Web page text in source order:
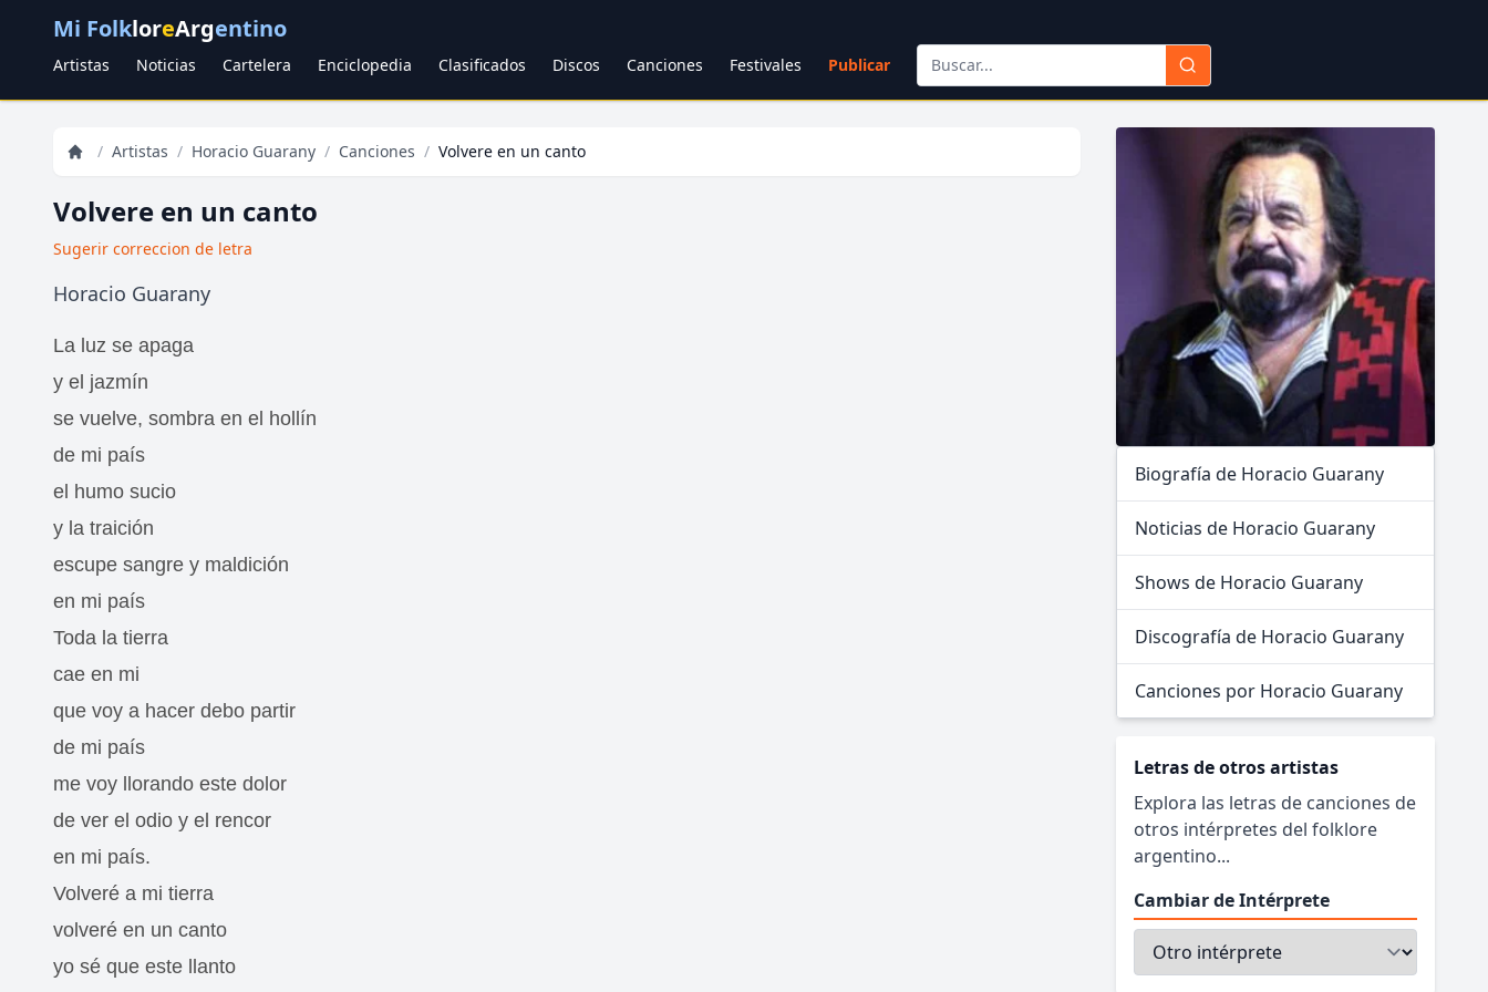
Mi FolkloreArgentino
Artistas Noticias Cartelera Enciclopedia Clasificados Discos Canciones Festivales Publicar
/ Artistas / Horacio Guarany / Canciones / Volvere en un canto
Volvere en un canto
Sugerir correccion de letra
Horacio Guarany
La luz se apaga
y el jazmín
se vuelve, sombra en el hollín
de mi país
el humo sucio
y la traición
escupe sangre y maldición
en mi país
Toda la tierra
cae en mi
que voy a hacer debo partir
de mi país
me voy llorando este dolor
de ver el odio y el rencor
en mi país.
Volveré a mi tierra
volveré en un canto
yo sé que este llanto
Biografía de Horacio Guarany
Noticias de Horacio Guarany
Shows de Horacio Guarany
Discografía de Horacio Guarany
Canciones por Horacio Guarany
Letras de otros artistas
Explora las letras de canciones de
otros intérpretes del folklore
argentino...
Cambiar de Intérprete